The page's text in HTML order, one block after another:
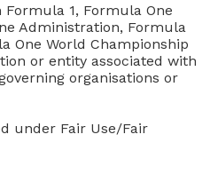
1, Formula One
Administration, Formula
One World Championship
or entity associated with
organisations or
under Fair Use/Fair